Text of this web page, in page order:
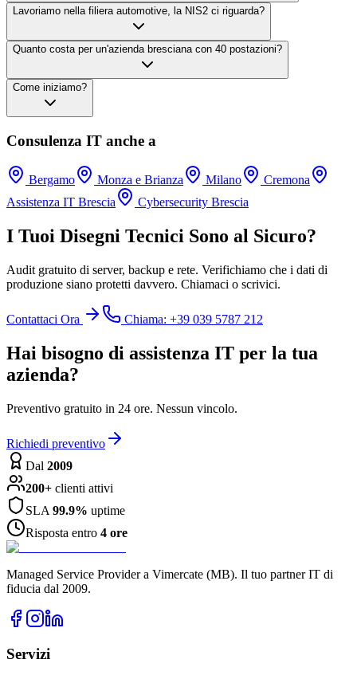
Lavoriamo nella filiera automotive, la NIS2 ci riguarda?
Quanto costa per un'azienda bresciana con 40 postazioni?
Come iniziamo?
Consulenza IT anche a
Bergamo Monza e Brianza Milano
Cremona
Assistenza IT Brescia
Cybersecurity Brescia
I Tuoi Disegni Tecnici Sono al Sicuro?
Audit gratuito di server, backup e rete. Verifichiamo che i dati di
produzione siano protetti davvero. Chiamaci o scrivici.
Contattaci Ora Chiama: +39 039 5787 212
Hai bisogno di assistenza IT per la tua
azienda?
Preventivo gratuito in 24 ore. Nessun vincolo.
Richiedi preventivo
Dal 2009
200+ clienti attivi
SLA 99.9% uptime
Risposta entro 4 ore
Managed Service Provider a Vimercate (MB). Il tuo partner IT di
fiducia dal 2009.
Servizi